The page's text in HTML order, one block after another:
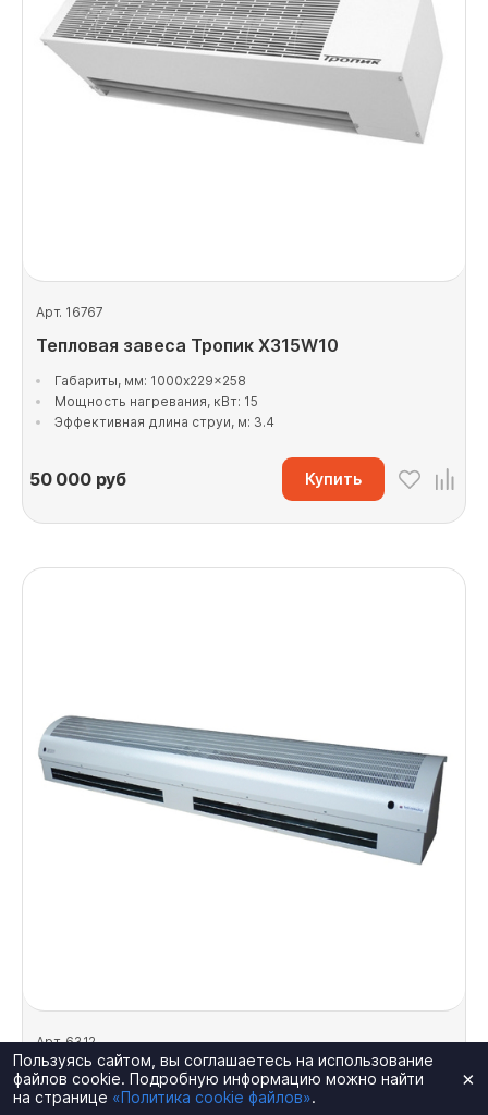
Арт. 16767
Тепловая завеса Тропик X315W10
Габариты, мм: 1000x229x258
Мощность нагревания, кВт: 15
Эффективная длина струи, м: 3.4
50 000руб Купить
Арт. 6312
Тепловая завеса Тепломаш КЭВ-28П3131W
Габариты, мм: 1070x325x265
×
Пользуясь сайтом, вы соглашаетесь на использование
файлов cookie. Подробную информацию можно найти
на странице «Политика cookie файлов».